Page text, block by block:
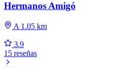
Hermanos Amigó
A 1.05 km
3.9
15 reseñas